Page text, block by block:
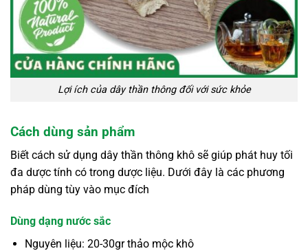
Lợi ích của dây thần thông đối với sức khỏe
Cách dùng sản phẩm
Biết cách sử dụng dây thần thông khô sẽ giúp phát huy tối
đa dược tính có trong dược liệu. Dưới đây là các phương
pháp dùng tùy vào mục đích
Dùng dạng nước sắc
Nguyên liệu: 20-30gr thảo mộc khô